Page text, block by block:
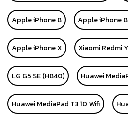
Apple iPhone 8 Apple iPhone
Apple iPhone X Xiaomi Redmi
LG G5 SE (H840) Huawei
Huawei MediaPad T3 10 Wifi